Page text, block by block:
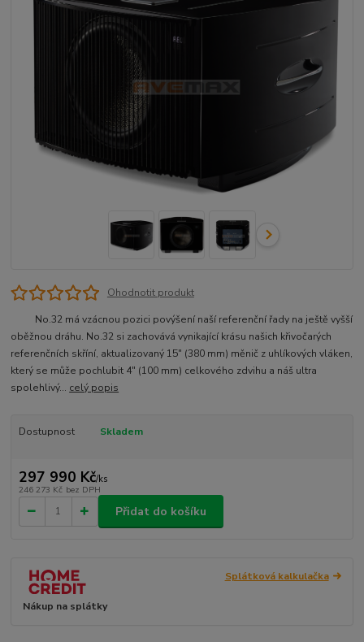
Ohodnotit produkt
No.32 má vzácnou pozici povýšení naší referenční řady na ještě vyšší
oběžnou dráhu. No.32 si zachovává vynikající krásu našich křivočarých
referenčních skříní, aktualizovaný 15″ (380 mm) měnič z uhlíkových vláken,
který se může pochlubit 4″ (100 mm) celkového zdvihu a náš ultra
spolehlivý... celý popis
Dostupnost Skladem
297 990 Kč/ks
246 273 Kč bez DPH
Přidat do košíku
Splátková kalkulačka
Nákup na splátky